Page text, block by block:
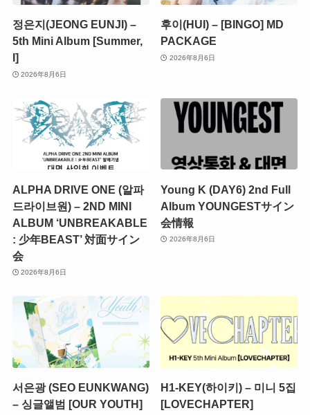
정은지(JEONG EUNJI) –
5th Mini Album [Summer,
I]
2026年8月6日
후이(HUI) – [BINGO] MD
PACKAGE
2026年8月6日
ALPHA DRIVE ONE (알파
드라이브원) – 2ND MINI
ALBUM ‘UNBREAKABLE
: 少年BEAST’ 対面サイン
会
2026年8月6日
Young K (DAY6) 2nd Full
Album YOUNGESTサイン
会情報
2026年8月6日
서은광 (SEO EUNKWANG)
– 싱글앨범 [OUR YOUTH]
H1-KEY(하이키) – 미니 5집
[LOVECHAPTER]